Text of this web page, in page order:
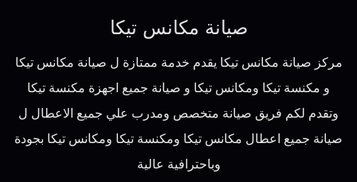
صيانة مكانس تيكا
مركز صيانة مكانس تيكا يقدم خدمة ممتازة ل صيانة مكانس تيكا
و مكنسة تيكا ومكانس تيكا و صيانة جميع اجهزة مكنسة تيكا
وتقدم لكم فريق صيانة متخصص ومدرب علي جميع الاعطال ل
صيانة جميع اعطال مكانس تيكا ومكنسة تيكا ومكانس تيكا بجودة
وباحترافية عالية